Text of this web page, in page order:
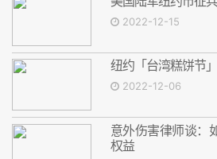
2022-12-15
纽约「台湾糕饼节
2022-12-06
意外伤害律师谈：
权益